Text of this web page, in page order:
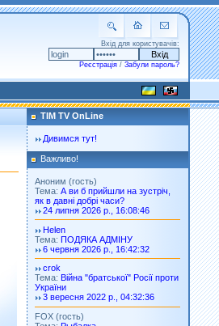
Вхід для користувачів:
Реєстрація / Забули пароль?
TIM TV OnLine
Дивимся тут!
Важливо!
Аноним (гость)
Тема: А ви б прийшли на зустріч,
як в давні добрі часи?
24 липня 2026 р., 16:08:46
Helen
Тема: ПОДЯКА АДМІНУ
6 червня 2026 р., 16:42:32
crok
Тема: Війна "братської" Росії проти
України
3 вересня 2022 р., 04:32:36
FOX (гость)